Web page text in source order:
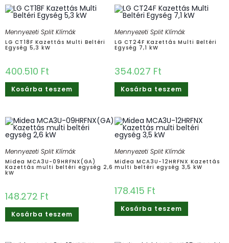
Mennyezeti Split Klímák
LG CT18F Kazettás Multi Beltéri
Egység 5,3 kW
400.510 Ft
Kosárba teszem
Mennyezeti Split Klímák
LG CT24F Kazettás Multi Beltéri
Egység 7,1 kW
354.027 Ft
Kosárba teszem
Mennyezeti Split Klímák
Midea MCA3U-09HRFNX(GA)
Kazettás multi beltéri egység 2,6
kW
148.272 Ft
Kosárba teszem
Mennyezeti Split Klímák
Midea MCA3U-12HRFNX Kazettás
multi beltéri egység 3,5 kW
178.415 Ft
Kosárba teszem